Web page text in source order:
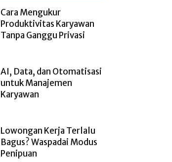
Cara Mengukur
Produktivitas Karyawan
Tanpa Ganggu Privasi
AI, Data, dan Otomatisasi
untuk Manajemen
Karyawan
Lowongan Kerja Terlalu
Bagus? Waspadai Modus
Penipuan